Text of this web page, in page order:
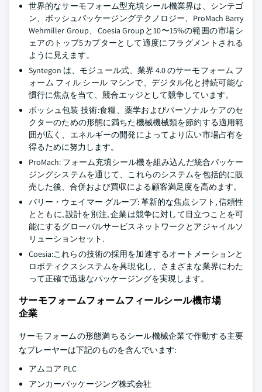
世界的なサーモフォーム型充填シール機業界は、シンテゴ
ン、ボッシュパッケージングテクノロジー、ProMach Barry
Wehmiller Group、Coesia Groupと10〜15%の範囲の市場シ
ェアのトップ5カプターとして適度にフラグメントされる
ように見えます。
Syntegon は、モジュール式、業界 4.0 のサーモフォーム フ
ォーム フィル シール マシンで、デジタル化と持続可能な
慣行に焦点を当て、競合エッジとして競争しています。
ボッシュ包装 技術:食糧、薬学およびパーソナル ケアのセ
クターのための形態に満ちた機械機械類を節約する適用範
囲が広く、エネルギーの開発によってより広い市場占有を
得るために努力します。
ProMach: フォーム充填シール機を組み込んだ統合パッケー
ジングシステムを通じて、これらのシステムを包括的に販
売した後、合併および買収による顧客満足度を高めます。
バリー・ウェイマー グループ: 革新的な焦点シフト, 信頼性
とともに, 設計を別注, 企業は競争に対して目立つことを可
能にするグローバルサービスネットワークとアジャイルソ
リューションセット.
Coesia:これらの技術の採用を加速するオートメーションと
ロボティクスシステムを具現化し、さまざまな業界にわた
って正確で迅速なパッケージングを実現します。
サーモフォームフォームフィールシール機市場
企業
サーモフォームの形態満ちるシール機械企業で作動する主要
なプレーヤーは下記のものを含んでいます:
アムコア PLC
アンカーパッケージング株式会社